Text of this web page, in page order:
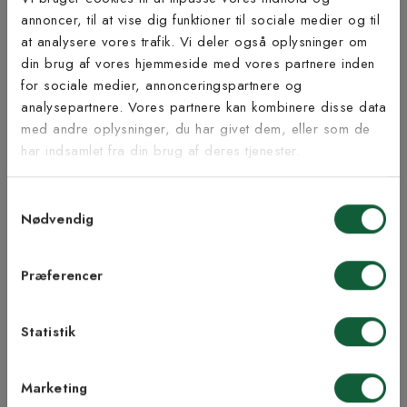
annoncer, til at vise dig funktioner til sociale medier og til
at analysere vores trafik. Vi deler også oplysninger om
din brug af vores hjemmeside med vores partnere inden
for sociale medier, annonceringspartnere og
analysepartnere. Vores partnere kan kombinere disse data
med andre oplysninger, du har givet dem, eller som de
har indsamlet fra din brug af deres tjenester.
Nødvendig
Præferencer
Statistik
Marketing
Bæredygtighed
Inspiration fra @kilandsofficial
Tilmeld dig vores
nyhedsbrev
Vær blandt de første til at modtage vores tilbud,
tips og nyheder.
modtage nyhedsbreve fra Kilands